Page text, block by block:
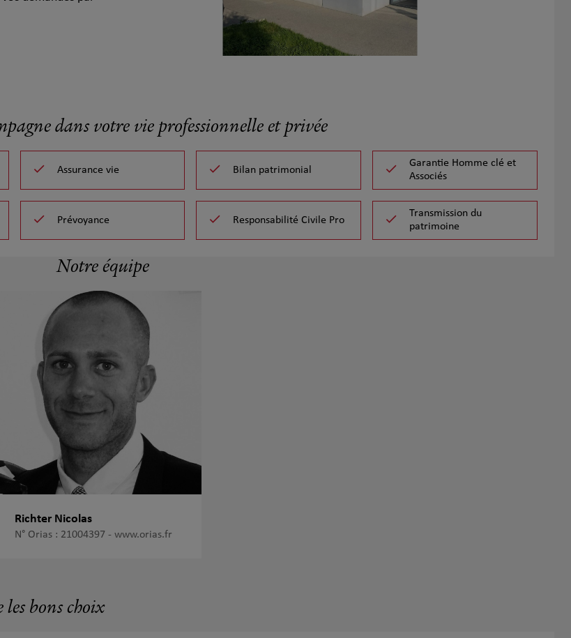
dans votre vie professionnelle et privée
Assurance vie Bilan patrimonial
Garantie Homme clé et
Associés
Prévoyance Responsabilité Civile Pro
Transmission du
patrimoine
Notre équipe
Richter Nicolas
N° Orias : 21004397 - www.orias.fr
les bons choix